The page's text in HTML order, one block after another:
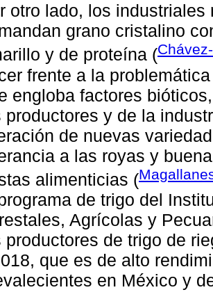
otro lado, los
grano cristalino
y de proteína (
frente a la
engloba factores
productores y de la
de nuevas
a las royas y
alimenticias (
de trigo del
Agrícolas y
productores de trigo de
que es de alto
en México y